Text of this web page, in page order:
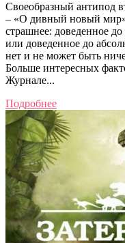
Своеобразный антипод
– «О дивный новый
страшнее: доведенное
или доведенное до
нет и не может быть
Больше интересных
Журнале...
Подробнее